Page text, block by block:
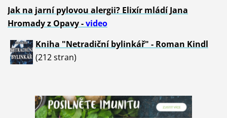
Jak na jarní pylovou alergii? Elixír mládí Jana
Hromady z Opavy -video
Kniha "Netradiční bylinkář" - Roman Kindl
(212 stran)